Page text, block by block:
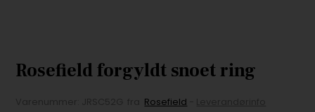
Rosefield forgyldt snoet ring
Rosefield